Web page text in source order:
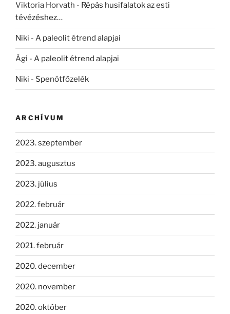
Viktoria Horvath - Répás husifalatok az esti
tévézéshez…
Niki - A paleolit étrend alapjai
Ági - A paleolit étrend alapjai
Niki - Spenótfőzelék
ARCHÍVUM
2023. szeptember
2023. augusztus
2023. július
2022. február
2022. január
2021. február
2020. december
2020. november
2020. október